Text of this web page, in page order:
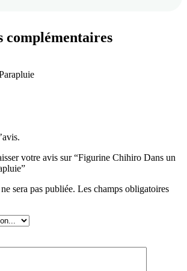
votre avis sur “Figurine Chihiro Dans un
sera pas publiée. Les champs obligatoires